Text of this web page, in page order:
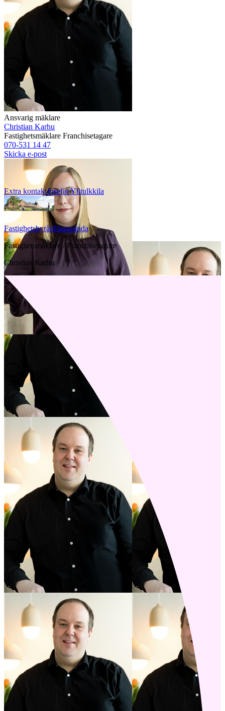
Ansvarig mäklare
Christian Karhu
Fastighetsmäklare Franchisetagare
070-531 14 47
Skicka e-post
Extra kontaktJosefinYlitulkkila
FastighetsbyrånHaparanda
Fastighetsmäklare / Franchisetagare
Christian Karhu